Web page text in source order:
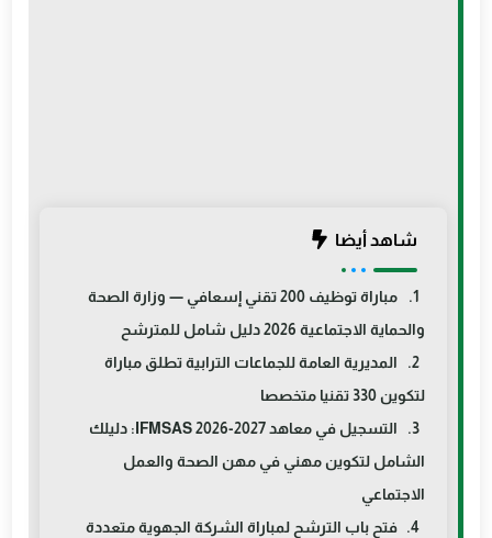
شاهد أيضا
مباراة توظيف 200 تقني إسعافي — وزارة الصحة
والحماية الاجتماعية 2026 دليل شامل للمترشح
المديرية العامة للجماعات الترابية تطلق مباراة
لتكوين 330 تقنيا متخصصا
التسجيل في معاهد IFMSAS 2026-2027: دليلك
الشامل لتكوين مهني في مهن الصحة والعمل
الاجتماعي
فتح باب الترشح لمباراة الشركة الجهوية متعددة